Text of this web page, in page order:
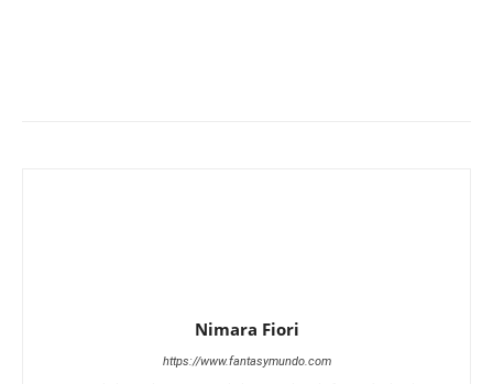
Nimara Fiori
https://www.fantasymundo.com